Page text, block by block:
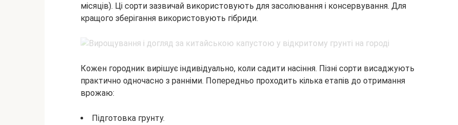
місяців). Ці сорти зазвичай використовують для засолювання і консервування. Для
кращого зберігання використовують гібриди.
Кожен городник вирішує індивідуально, коли садити насіння. Пізні сорти висаджують
практично одночасно з ранніми. Попередньо проходить кілька етапів до отримання
врожаю:
Підготовка грунту.